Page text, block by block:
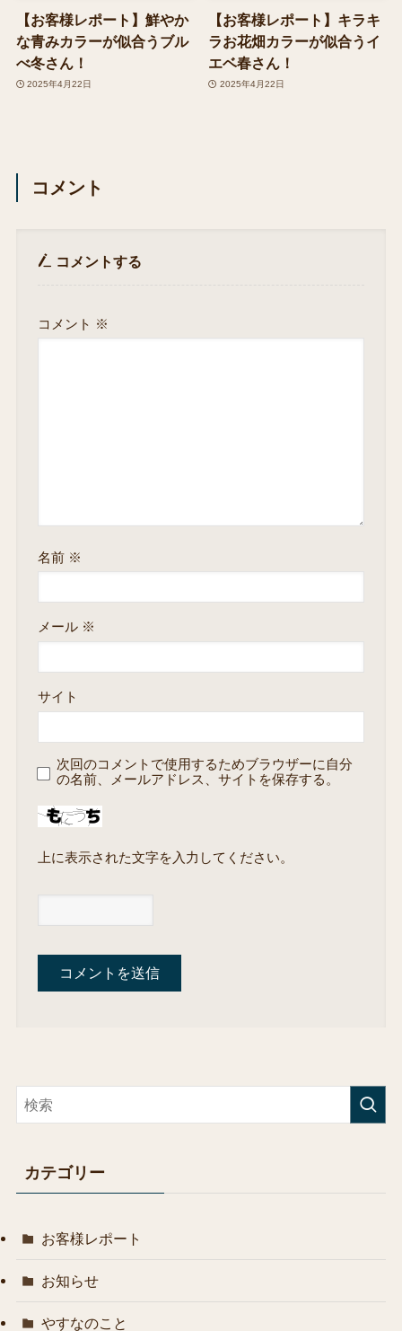
【お客様レポート】鮮やか
な青みカラーが似合うブル
べ冬さん！
2025年4月22日
【お客様レポート】キラキ
ラお花畑カラーが似合うイ
エベ春さん！
2025年4月22日
コメント
コメントする
コメント ※
名前 ※
メール ※
サイト
次回のコメントで使用するためブラウザーに自分
の名前、メールアドレス、サイトを保存する。
上に表示された文字を入力してください。
カテゴリー
お客様レポート
お知らせ
やすなのこと